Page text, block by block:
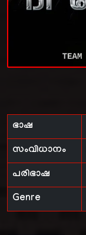
ഭാഷ
സംവിധാനം
പരിഭാഷ
Genre